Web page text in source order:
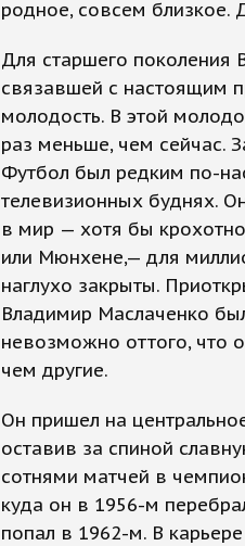
родное, совсем близкое.
Для старшего поколения
связавшей с настоящим
молодость. В этой
раз меньше, чем сейчас.
Футбол был редким по-
телевизионных буднях.
в мир — хотя бы
или Мюнхене,— для
наглухо закрыты.
Владимир Маслаченко
невозможно оттого, что
чем другие.
Он пришел на
оставив за спиной
сотнями матчей в
куда он в 1956-м
попал в 1962-м. В